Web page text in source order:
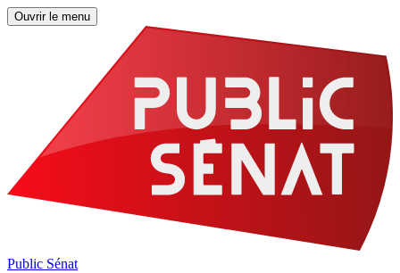
Ouvrir le menu
Public Sénat